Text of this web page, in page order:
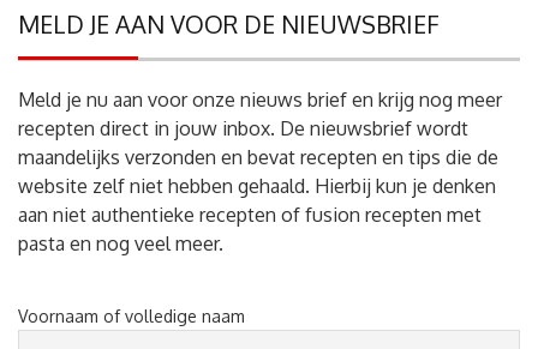
MELD JE AAN VOOR DE NIEUWSBRIEF
Meld je nu aan voor onze nieuws brief en krijg nog meer
recepten direct in jouw inbox. De nieuwsbrief wordt
maandelijks verzonden en bevat recepten en tips die de
website zelf niet hebben gehaald. Hierbij kun je denken
aan niet authentieke recepten of fusion recepten met
pasta en nog veel meer.
Voornaam of volledige naam